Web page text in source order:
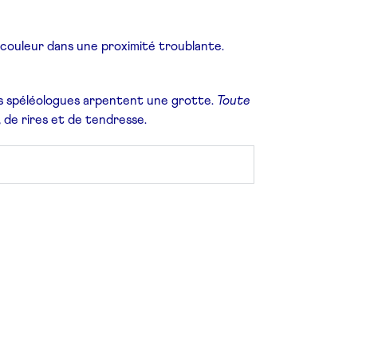
couleur dans une proximité troublante.
spéléologues arpentent une grotte. Toute
de rires et de tendresse.